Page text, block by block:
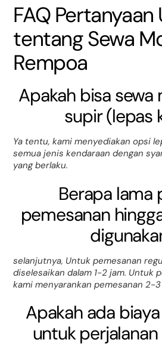
FAQ
tentang Sewa
Rempoa
Apakah bisa
supir (lepas
Ya tentu, kami menyediakan opsi
semua jenis kendaraan dengan
yang berlaku.
Berapa lama
pemesanan
selanjutnya, Untuk pemesanan
diselesaikan dalam 1-2 jam. Untuk
kami menyarankan pemesanan 2-
Apakah ada
untuk